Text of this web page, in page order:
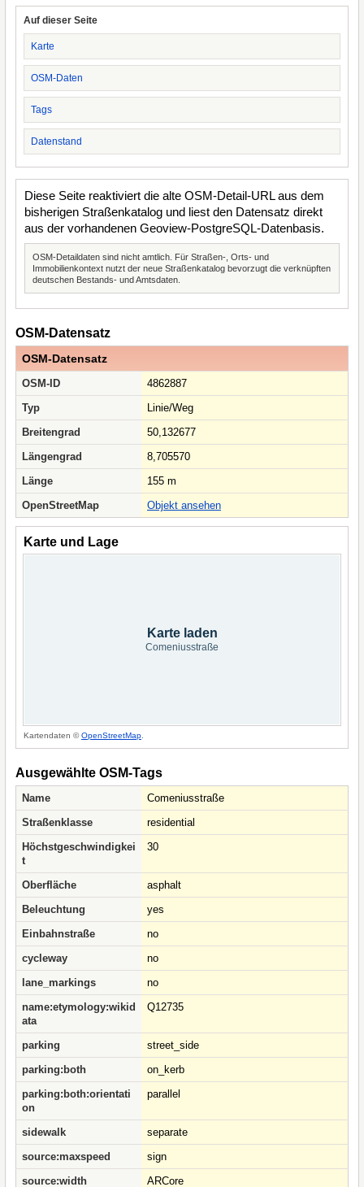
Auf dieser Seite
Karte
OSM-Daten
Tags
Datenstand
Diese Seite reaktiviert die alte OSM-Detail-URL aus dem
bisherigen Straßenkatalog und liest den Datensatz direkt
aus der vorhandenen Geoview-PostgreSQL-Datenbasis.
OSM-Detaildaten sind nicht amtlich. Für Straßen-, Orts- und
Immobilienkontext nutzt der neue Straßenkatalog bevorzugt die verknüpften
deutschen Bestands- und Amtsdaten.
OSM-Datensatz
OSM-Datensatz
OSM-ID
4862887
Typ
Linie/Weg
Breitengrad
50,132677
Längengrad
8,705570
Länge
155 m
OpenStreetMap
Objekt ansehen
Karte und Lage
Karte laden
Comeniusstraße
Kartendaten ©OpenStreetMap
Ausgewählte OSM-Tags
Name
Comeniusstraße
Straßenklasse
residential
Höchstgeschwindigkei
t
30
Oberfläche
asphalt
Beleuchtung
yes
Einbahnstraße
no
cycleway
no
lane_markings
no
name:etymology:wikid
ata
Q12735
parking
street_side
parking:both
on_kerb
parking:both:orientati
on
parallel
sidewalk
separate
source:maxspeed
sign
source:width
ARCore